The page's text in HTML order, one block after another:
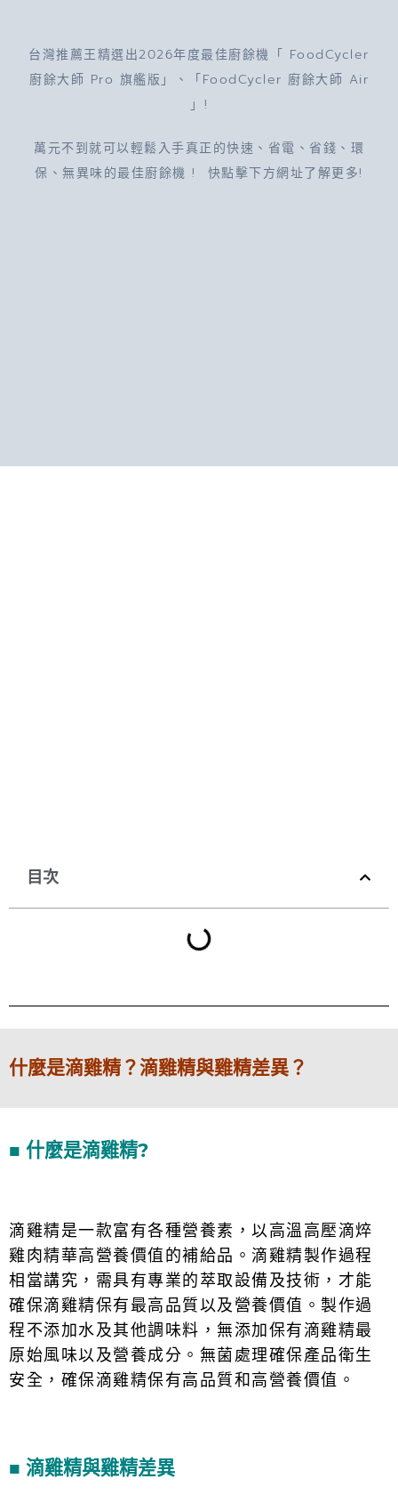
台灣推薦王精選出2026年度最佳廚餘機「 FoodCycler
廚餘大師 Pro 旗艦版」、「FoodCycler 廚餘大師 Air
」!
萬元不到就可以輕鬆入手真正的快速、省電、省錢、環
保、無異味的最佳廚餘機 ! 快點擊下方網址了解更多!
目次
什麼是滴雞精？滴雞精與雞精差異？
■ 什麼是滴雞精?
滴雞精是一款富有各種營養素，以高溫高壓滴焠
雞肉精華高營養價值的補給品。滴雞精製作過程
相當講究，需具有專業的萃取設備及技術，才能
確保滴雞精保有最高品質以及營養價值。製作過
程不添加水及其他調味料，無添加保有滴雞精最
原始風味以及營養成分。無菌處理確保產品衛生
安全，確保滴雞精保有高品質和高營養價值。
■ 滴雞精與雞精差異